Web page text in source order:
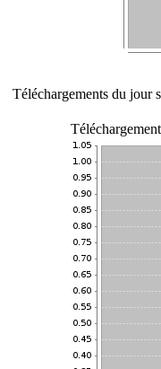
Téléchargements du jour